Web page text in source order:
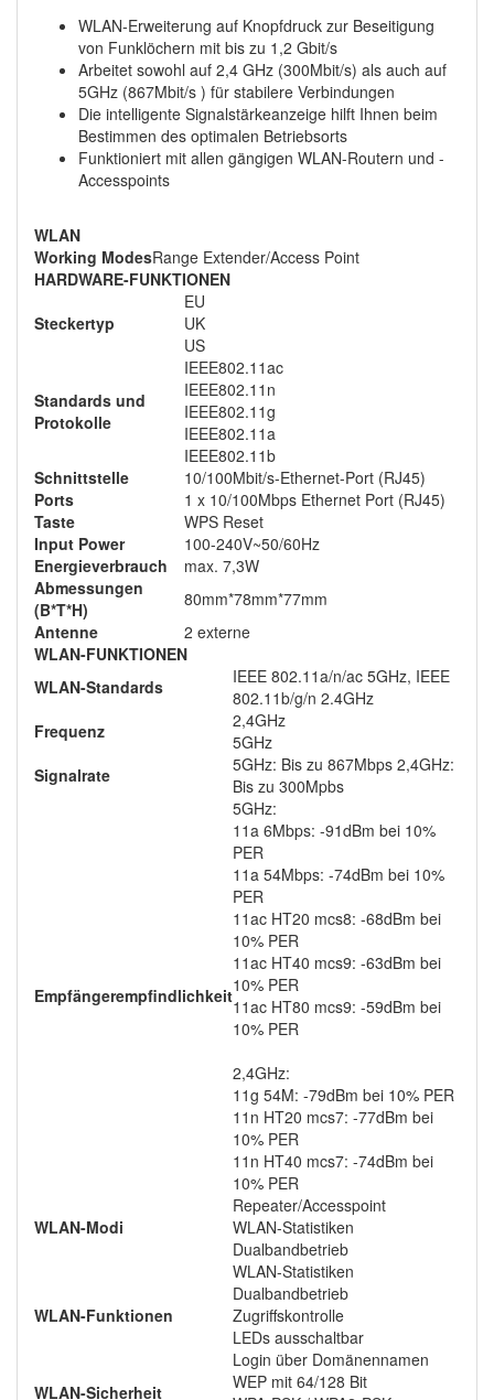
WLAN-Erweiterung auf Knopfdruck zur Beseitigung
von Funklöchern mit bis zu 1,2 Gbit/s
Arbeitet sowohl auf 2,4 GHz (300Mbit/s) als auch auf
5GHz (867Mbit/s ) für stabilere Verbindungen
Die intelligente Signalstärkeanzeige hilft Ihnen beim
Bestimmen des optimalen Betriebsorts
Funktioniert mit allen gängigen WLAN-Routern und -
Accesspoints
WLAN
Working ModesRange Extender/Access Point
HARDWARE-FUNKTIONEN
Steckertyp
EU
UK
US
Standards und
Protokolle
IEEE802.11ac
IEEE802.11n
IEEE802.11g
IEEE802.11a
IEEE802.11b
Schnittstelle
10/100Mbit/s-Ethernet-Port (RJ45)
Ports
1 x 10/100Mbps Ethernet Port (RJ45)
Taste
WPS Reset
Input Power
100-240V~50/60Hz
Energieverbrauch
max. 7,3W
Abmessungen
(B*T*H)
80mm*78mm*77mm
Antenne
2 externe
WLAN-FUNKTIONEN
WLAN-Standards
IEEE 802.11a/n/ac 5GHz, IEEE
802.11b/g/n 2.4GHz
Frequenz
2,4GHz
5GHz
Signalrate
5GHz: Bis zu 867Mbps 2,4GHz:
Bis zu 300Mpbs
Empfängerempfindlichkeit
5GHz:
11a 6Mbps: -91dBm bei 10%
PER
11a 54Mbps: -74dBm bei 10%
PER
11ac HT20 mcs8: -68dBm bei
10% PER
11ac HT40 mcs9: -63dBm bei
10% PER
11ac HT80 mcs9: -59dBm bei
10% PER
2,4GHz:
11g 54M: -79dBm bei 10% PER
11n HT20 mcs7: -77dBm bei
10% PER
11n HT40 mcs7: -74dBm bei
10% PER
WLAN-Modi
Repeater/Accesspoint
WLAN-Statistiken
Dualbandbetrieb
WLAN-Funktionen
WLAN-Statistiken
Dualbandbetrieb
Zugriffskontrolle
LEDs ausschaltbar
Login über Domänennamen
WLAN-Sicherheit
WEP mit 64/128 Bit